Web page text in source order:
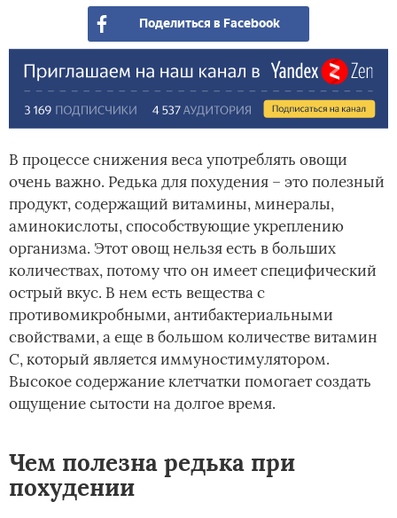
Поделиться в Facebook
В процессе снижения веса употреблять овощи
очень важно. Редька для похудения – это полезный
продукт, содержащий витамины, минералы,
аминокислоты, способствующие укреплению
организма. Этот овощ нельзя есть в больших
количествах, потому что он имеет специфический
острый вкус. В нем есть вещества с
противомикробными, антибактериальными
свойствами, а еще в большом количестве витамин
С, который является иммуностимулятором.
Высокое содержание клетчатки помогает создать
ощущение сытости на долгое время.
Чем полезна редька при
похудении